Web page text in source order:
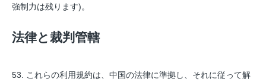
強制力は残ります)。
法律と裁判管轄
53. これらの利用規約は、中国の法律に準拠し、それに従って解